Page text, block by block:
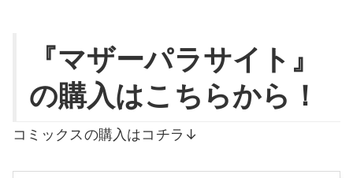
『マザーパラサイト』
の購入はこちらから！
コミックスの購入はコチラ↓